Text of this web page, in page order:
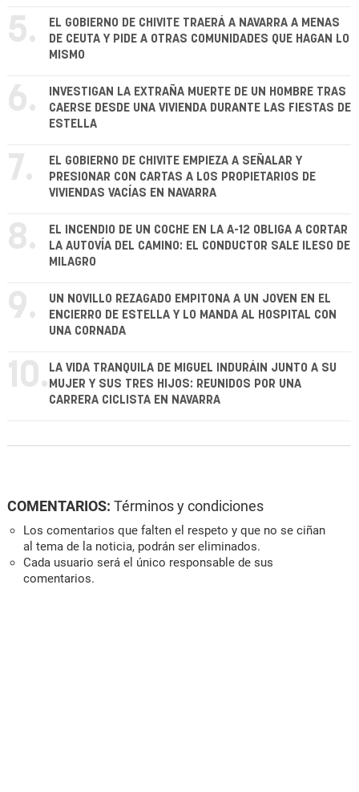
5.
EL GOBIERNO DE CHIVITE TRAERÁ A NAVARRA A MENAS
DE CEUTA Y PIDE A OTRAS COMUNIDADES QUE HAGAN LO
MISMO
6.
INVESTIGAN LA EXTRAÑA MUERTE DE UN HOMBRE TRAS
CAERSE DESDE UNA VIVIENDA DURANTE LAS FIESTAS DE
ESTELLA
7.
EL GOBIERNO DE CHIVITE EMPIEZA A SEÑALAR Y
PRESIONAR CON CARTAS A LOS PROPIETARIOS DE
VIVIENDAS VACÍAS EN NAVARRA
8.
EL INCENDIO DE UN COCHE EN LA A-12 OBLIGA A CORTAR
LA AUTOVÍA DEL CAMINO: EL CONDUCTOR SALE ILESO DE
MILAGRO
9.
UN NOVILLO REZAGADO EMPITONA A UN JOVEN EN EL
ENCIERRO DE ESTELLA Y LO MANDA AL HOSPITAL CON
UNA CORNADA
10. LA VIDA TRANQUILA DE MIGUEL INDURÁIN JUNTO A SU
MUJER Y SUS TRES HIJOS: REUNIDOS POR UNA
CARRERA CICLISTA EN NAVARRA
COMENTARIOS: Términos y condiciones
Los comentarios que falten el respeto y que no se ciñan
al tema de la noticia, podrán ser eliminados.
Cada usuario será el único responsable de sus
comentarios.